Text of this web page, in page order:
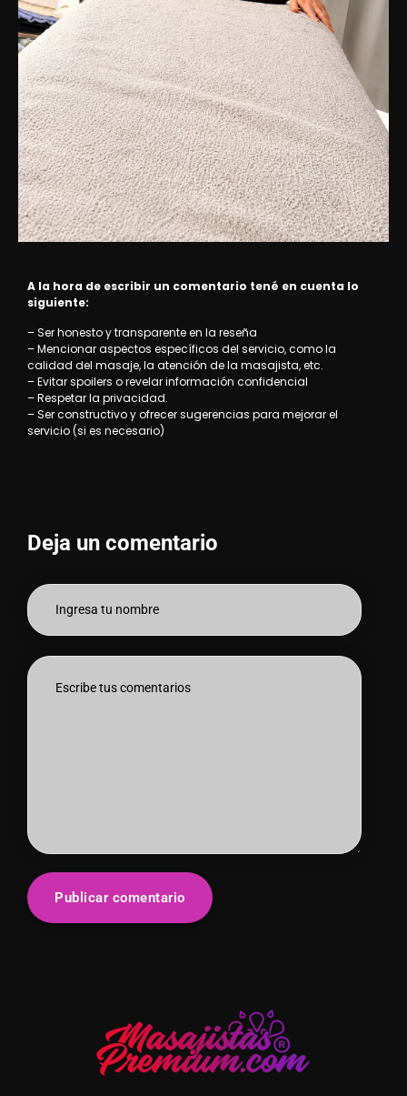
A la hora de escribir un comentario tené en cuenta lo
siguiente:
– Ser honesto y transparente en la reseña
– Mencionar aspectos específicos del servicio, como la
calidad del masaje, la atención de la masajista, etc.
– Evitar spoilers o revelar información confidencial
– Respetar la privacidad.
– Ser constructivo y ofrecer sugerencias para mejorar el
servicio (si es necesario)
Deja un comentario